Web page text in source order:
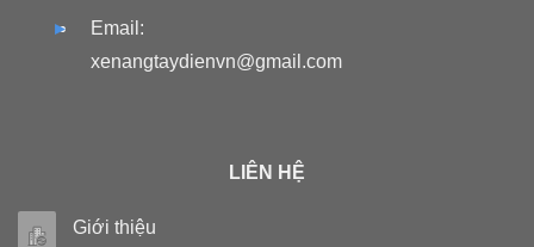
Email:
xenangtaydienvn@gmail.com
LIÊN HỆ
Giới thiệu